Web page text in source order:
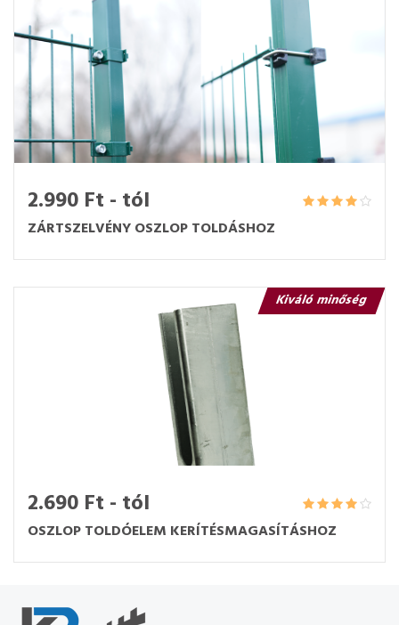
2.990 Ft - tól
ZÁRTSZELVÉNY OSZLOP TOLDÁSHOZ
Kiváló minőség
2.690 Ft - tól
OSZLOP TOLDÓELEM KERÍTÉSMAGASÍTÁSHOZ